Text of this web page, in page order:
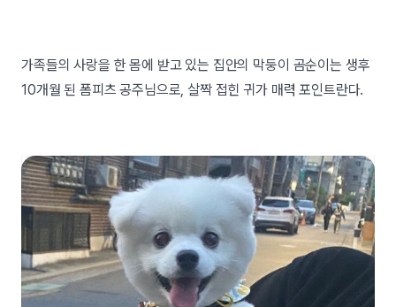
가족들의 사랑을 한 몸에 받고 있는 집안의 막둥이 곰순이는 생후
10개월 된 폼피츠 공주님으로, 살짝 접힌 귀가 매력 포인트란다.